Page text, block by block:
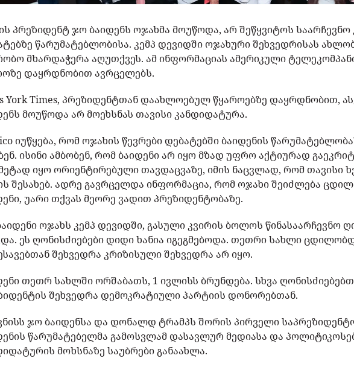
პრეზიდენტ ჯო ბაიდენს ოჯახმა მოუწოდა, არ შეწყვიტოს საარჩევნო
წარუმატებლობისა. კემპ დევიდში ოჯახური შეხვედრისას
მხარდაჭერა აღუთქვეს. ამ ინფორმაციას ამერიკული
დაყრდნობით ავრცელებს.
York Times, პრეზიდენტთან დაახლოებულ წყაროებზე დაყრდნობით,
მოუწოდა არ მოეხსნას თავისი კანდიდატურა.
იუწყება, რომ ოჯახის წევრები დებატებში ბაიდენის
ისინი ამბობენ, რომ ბაიდენი არ იყო მზად უფრო აქტიურად
იყო ორიენტირებული თავდაცვაზე, იმის ნაცვლად, რომ თავისი
შესახებ. ადრე გავრცელდა ინფორმაცია, რომ ოჯახი შეიძლება
უარი თქვას მეორე ვადით პრეზიდენტობაზე.
ოჯახს კემპ დევიდში, გასული კვირის ბოლოს წინასაარჩევნო
ეს ღონისძიებები დიდი ხანია იგეგმებოდა. თეთრი სახლი
შეხვედრა კრიზისული შეხვედრა არ იყო.
თეთრ სახლში ორშაბათს, 1 ივლისს ბრუნდება. სხვა
შეხვედრა დემოკრატიული პარტიის დონორებთან.
ჯო ბაიდენსა და დონალდ ტრამპს შორის პირველი
წარუმატებელმა გამოსვლამ დასავლურ მედიასა და
მოხსნაზე საუბრები განაახლა.